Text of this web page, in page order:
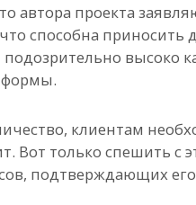
автора проекта
способна приносить
высоко
клиентам
Вот только спешить с
подтверждающих